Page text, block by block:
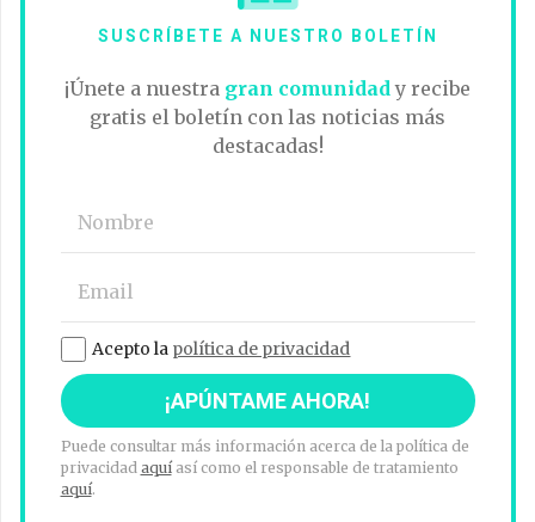
SUSCRÍBETE A NUESTRO BOLETÍN
¡Únete a nuestra gran comunidad y recibe
gratis el boletín con las noticias más
destacadas!
Acepto la política de privacidad
Puede consultar más información acerca de la política de
privacidad aquíasí como el responsable de tratamiento
aquí.